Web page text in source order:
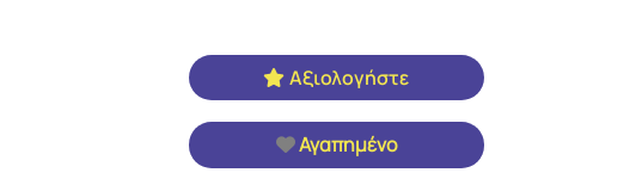
Αξιολογήστε
Αγαπημένο